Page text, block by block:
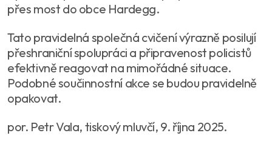
přes most do obce Hardegg.
Tato pravidelná společná cvičení výrazně posilují
přeshraniční spolupráci a připravenost policistů
efektivně reagovat na mimořádné situace.
Podobné součinnostní akce se budou pravidelně
opakovat.
por. Petr Vala, tiskový mluvčí, 9. října 2025.